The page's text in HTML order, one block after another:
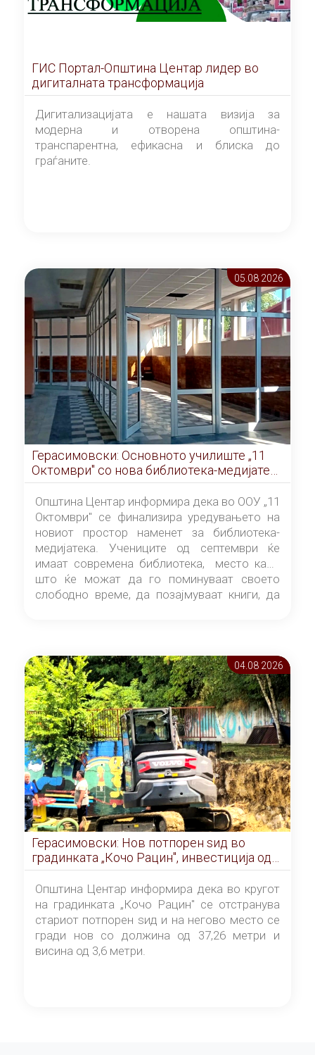
ГИС Портал-Општина Центар лидер во
дигиталната трансформација
Дигитализацијата е нашата визија за
модерна и отворена општина-
транспарентна, ефикасна и блиска до
граѓаните.
05.08 2026
Герасимовски: Основното училиште „11
Октомври" со нова библиотека-медијатека
од септември
Општина Центар информира дека во ООУ „11
Октомври" се финализира уредувањето на
новиот простор наменет за библиотека-
медијатека. Учениците од септември ќе
имаат современа библиотека, место каде
што ќе можат да го поминуваат своето
слободно време, да позајмуваат книги, да
04.08 2026
Герасимовски: Нов потпорен ѕид во
градинката „Кочо Рацин", инвестиција од
5,99 милиони денари
Општина Центар информира дека во кругот
на градинката „Кочо Рацин" се отстранува
стариот потпорен ѕид и на негово место се
гради нов со должина од 37,26 метри и
висина од 3,6 метри.